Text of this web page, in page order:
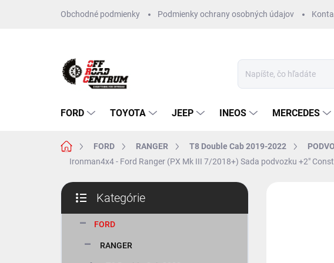
Obchodné podmienky Podmienky ochrany osobných údajov
FORD TOYOTA JEEP INEOS MERCEDES
DomovFORD RANGER T8 Double Cab 2019-2022
Ironman4x4 - Ford Ranger (PX Mk III 7/2018+) Sada podvozku +2"
B
č
kategórie
Kategórie
FORD
RANGER